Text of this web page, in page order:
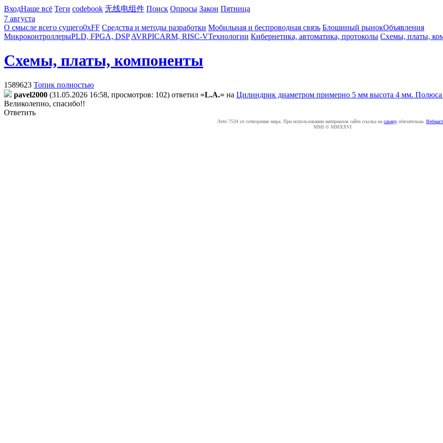
ВходНаше всё Теги codebook 无线电组件 Поиск Опросы Закон Пятница
7 августа
О смысле всего сущего0xFF Средства и методы разработки Мобильная и беспроводная связь Блошиный рынокОбъявления
МикроконтроллерыPLD, FPGA, DSP AVRPICARM, RISC-VТехнологии Кибернетика, автоматика, протоколы Схемы, платы,
Схемы, платы, компоненты
1589623 Топик полностью
pavel2000 (31.05.2026 16:58, просмотров: 102) ответил =L.A.= на Цилиндрик диаметром примерно 5 мм высота 4 мм. Полюса
Великолепно, спасибо!!
Ответить
Лето 7534 от сотворения мира. При использовании материалов сайта ссылка на caxapу обязательна.
MMI © MMXXVI